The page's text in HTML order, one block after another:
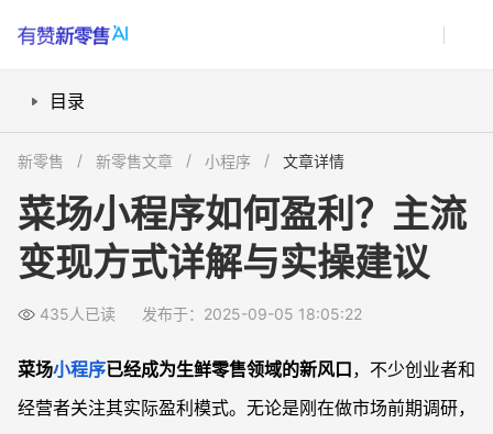
目录
会员服务和增值套餐有哪些盈利点？
数据赋能与供应链延展怎么赚钱？
菜场小程序适合哪类创业者或企业？
市场竞争激烈，如何打造差异化的盈利模式？
新零售 新零售文章 小程序 文章详情
菜场小程序如何盈利？主流
变现方式详解与实操建议
435人已读 发布于：2025-09-05 18:05:22
菜场小程序已经成为生鲜零售领域的新风口，不少创业者和
经营者关注其实际盈利模式。无论是刚在做市场前期调研，